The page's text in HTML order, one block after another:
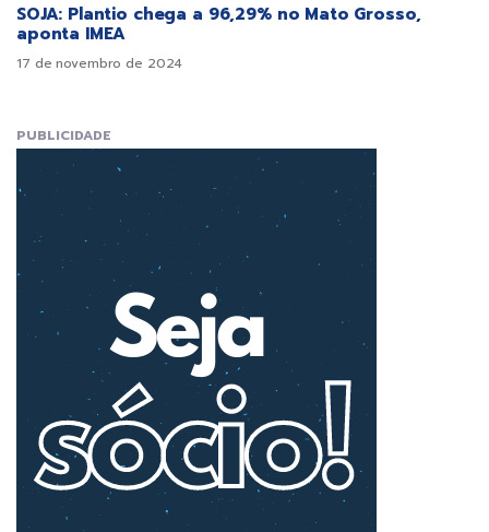
SOJA: Plantio chega a 96,29% no Mato Grosso,
aponta IMEA
17 de novembro de 2024